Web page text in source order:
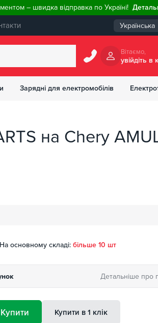
– швидка відправка по Україні!
Українська
Вiтаємо,
увiйдiть в
Зарядні для електромобілів
на Chery
На основному складі: більше 10 шт
Детальніше про
Купити Купити в 1 клік